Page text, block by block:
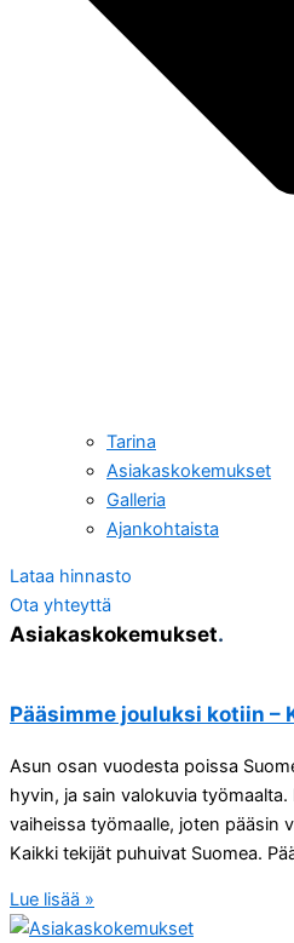
Tarina
Asiakaskokemukset
Galleria
Ajankohtaista
Lataa hinnasto
Ota yhteyttä
Asiakaskokemukset.
Pääsimme jouluksi kotiin –
Asun osan vuodesta poissa
hyvin, ja sain valokuvia
vaiheissa työmaalle, joten pääsin
Kaikki tekijät puhuivat Suomea.
Lue lisää »